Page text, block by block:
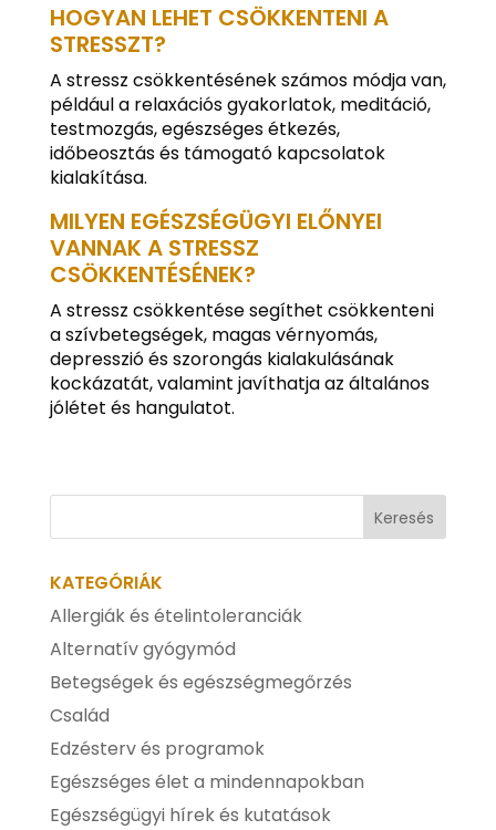
HOGYAN LEHET CSÖKKENTENI A
STRESSZT?
A stressz csökkentésének számos módja van,
például a relaxációs gyakorlatok, meditáció,
testmozgás, egészséges étkezés,
időbeosztás és támogató kapcsolatok
kialakítása.
MILYEN EGÉSZSÉGÜGYI ELŐNYEI
VANNAK A STRESSZ
CSÖKKENTÉSÉNEK?
A stressz csökkentése segíthet csökkenteni
a szívbetegségek, magas vérnyomás,
depresszió és szorongás kialakulásának
kockázatát, valamint javíthatja az általános
jólétet és hangulatot.
KATEGÓRIÁK
Allergiák és ételintoleranciák
Alternatív gyógymód
Betegségek és egészségmegőrzés
Család
Edzésterv és programok
Egészséges élet a mindennapokban
Egészségügyi hírek és kutatások